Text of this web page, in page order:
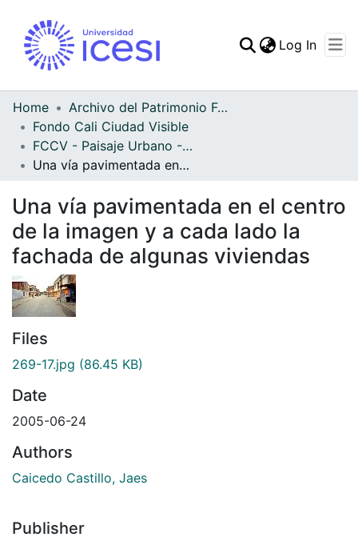
Log In
Home
Archivo del Patrimonio Fotográfico y Fílmico del Valle del Cauca
Fondo Cali Ciudad Visible
FCCV - Paisaje Urbano - Patrimonial
Una vía pavimentada en el centro de la imagen y a cada lado la fachada de algunas viviendas
Una vía pavimentada en el centro
de la imagen y a cada lado la
fachada de algunas viviendas
Files
269-17.jpg (86.45 KB)
Date
2005-06-24
Authors
Caicedo Castillo, Jaes
Publisher